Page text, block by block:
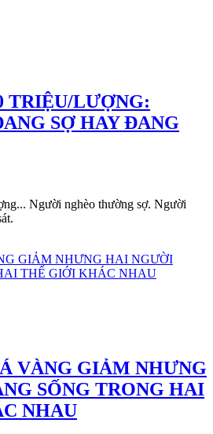
TRIỆU/LƯỢNG:
SỢ HAY ĐANG
Người nghèo thường sợ. Người
VÀNG GIẢM NHƯNG
SỐNG TRONG HAI
NHAU